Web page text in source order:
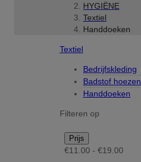
HYGIËNE
Textiel
Handdoeken
Textiel
Bedrijfskleding
Badstof hoezen
Handdoeken
Filteren op
Prijs
€11.00 - €19.00